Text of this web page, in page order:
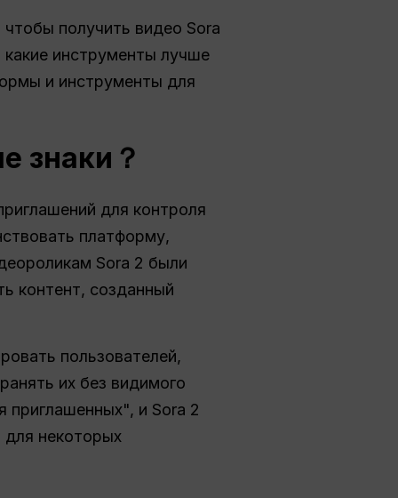
получить видео Sora
инструменты лучше
и инструменты для
знаки？
для контроля
платформу,
Sora 2 были
контент, созданный
пользователей,
их без видимого
приглашенных", и Sora 2
для некоторых